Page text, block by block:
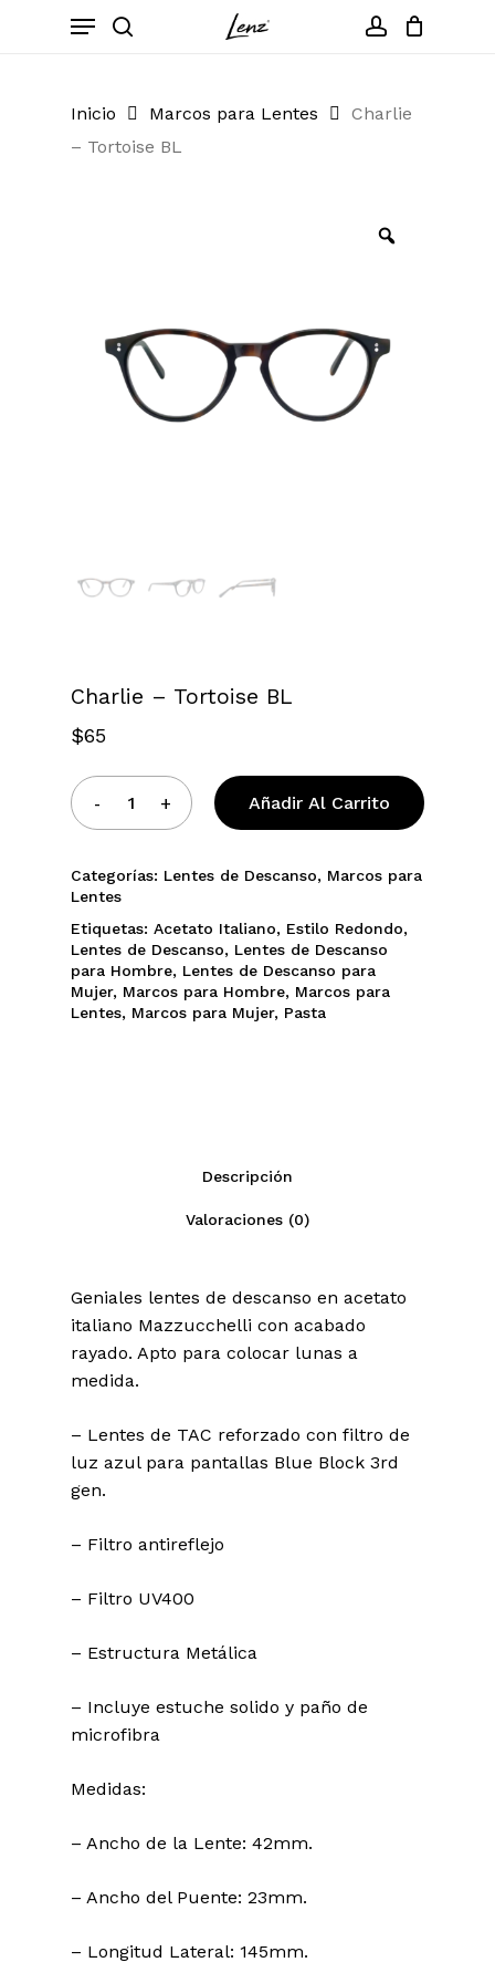
Menu
Inicio Marcos para Lentes
Charlie
– Tortoise BL
Charlie – Tortoise BL
$65
Añadir Al Carrito
Categorías: Lentes de Descanso, Marcos para
Lentes
Etiquetas: Acetato Italiano, Estilo Redondo,
Lentes de Descanso, Lentes de Descanso
para Hombre, Lentes de Descanso para
Mujer, Marcos para Hombre, Marcos para
Lentes, Marcos para Mujer, Pasta
Descripción
Valoraciones (0)
Geniales lentes de descanso en acetato
italiano Mazzucchelli con acabado
rayado. Apto para colocar lunas a
medida.
– Lentes de TAC reforzado con filtro de
luz azul para pantallas Blue Block 3rd
gen.
– Filtro antireflejo
– Filtro UV400
– Estructura Metálica
– Incluye estuche solido y paño de
microfibra
Medidas:
– Ancho de la Lente: 42mm.
– Ancho del Puente: 23mm.
– Longitud Lateral: 145mm.